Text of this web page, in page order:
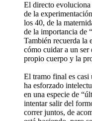
El directo
de la
los 40, de la
de la importancia de
También recuerda la
cómo cuidar a un
propio cuerpo y la
El tramo final es casi
ha esforzado
en una especie de
intentar salir del
correr juntos, de